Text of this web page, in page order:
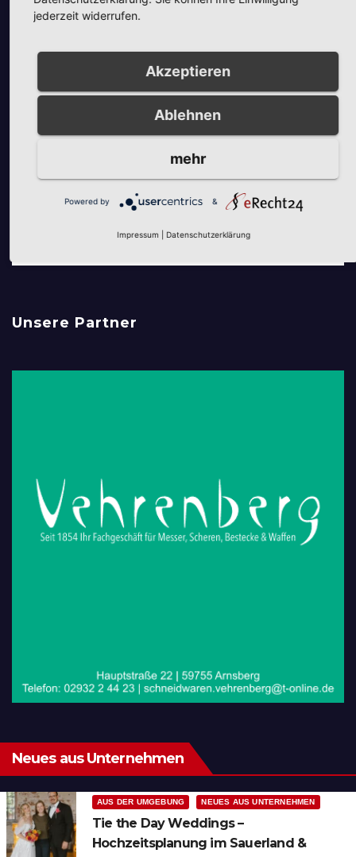
Unsere Partner
Neues aus Unternehmen
AUS DER UMGEBUNG NEUES AUS UNTERNEHMEN
Tie the Day Weddings –
Hochzeitsplanung im Sauerland &
jederzeit widerrufen.
Akzeptieren
Ablehnen
mehr
Powered by &
Impressum Datenschutzerklärung